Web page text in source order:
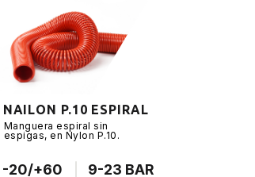
NAILON P.10 ESPIRAL
Manguera espiral sin
espigas, en Nylon P.10.
-20/+60
9-23 BAR